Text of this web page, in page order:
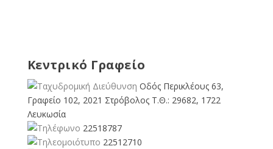
Κεντρικό Γραφείο
Οδός Περικλέους 63,
Γραφείο 102, 2021 Στρόβολος Τ.Θ.: 29682, 1722
Λευκωσία
22518787
22512710